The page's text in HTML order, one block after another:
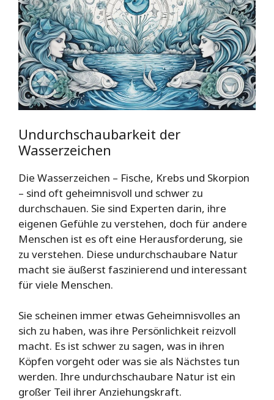
Undurchschaubarkeit der
Wasserzeichen
Die Wasserzeichen – Fische, Krebs und Skorpion
– sind oft geheimnisvoll und schwer zu
durchschauen. Sie sind Experten darin, ihre
eigenen Gefühle zu verstehen, doch für andere
Menschen ist es oft eine Herausforderung, sie
zu verstehen. Diese undurchschaubare Natur
macht sie äußerst faszinierend und interessant
für viele Menschen.
Sie scheinen immer etwas Geheimnisvolles an
sich zu haben, was ihre Persönlichkeit reizvoll
macht. Es ist schwer zu sagen, was in ihren
Köpfen vorgeht oder was sie als Nächstes tun
werden. Ihre undurchschaubare Natur ist ein
großer Teil ihrer Anziehungskraft.